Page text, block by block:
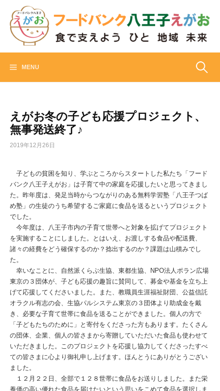
content
MENU 検
えがお冬の子ども応援プロジェクト、
無事発送終了♪
2019年12月26日
子どもの貧困を知り、学ぶところからスタートした私たち「フード
バンク八王子えがお」は子育て中の家庭を応援したいと思ってきまし
た。昨年度は、発足当時からつながりのある無料学習塾「八王子つば
め塾」の生徒のうち希望するご家庭に食品を送るというプロジェクト
でした。
今年度は、八王子市内の子育て世帯へと対象を拡げてプロジェクト
を実施することにしました。とはいえ、お渡しする食品や配送費、
諸々の経費をどう確保するのか？捻出するのか？課題は山積みでし
た。
幸いなことに、自然派くらぶ生協、東都生協、NPO法人ポラン広場
東京の３団体が、子ども応援の趣旨に賛同して、募金や基金を立ち上
げて応援してくださいました。また、教職員生涯福祉財団、公益信託
オラクル有志の会、生協パルシステム東京の３団体より助成金を戴
き、必要な子育て世帯に食品を送ることができました。個人の方で
「子どもたちのために」と寄付をくださった方もあります。たくさん
の団体、企業、個人の皆さまから寄贈していただいた食品も使わせて
いただきました。このプロジェクトを応援し協力してくださったすべ
ての皆さまに心より御礼申し上げます。ほんとうにありがとうござい
ました。
１２月２２日、全部で１２８世帯に食品をお送りしました。また栄
養価の高い優れた食品を届けたいという思いをこめて食品を選択しま